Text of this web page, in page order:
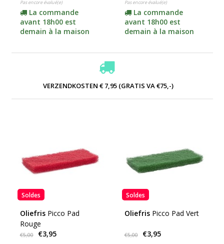
Pas encore évalué(e)
La commande
avant 18h00 est
demain à la maison
Pas encore évalué(e)
La commande
avant 18h00 est
demain à la maison
VERZENDKOSTEN € 7,95 (GRATIS VA €75,-)
Soldes
Oliefris Picco Pad
Rouge
€5,00 €3,95
Soldes
Oliefris Picco Pad Vert
€5,00 €3,95